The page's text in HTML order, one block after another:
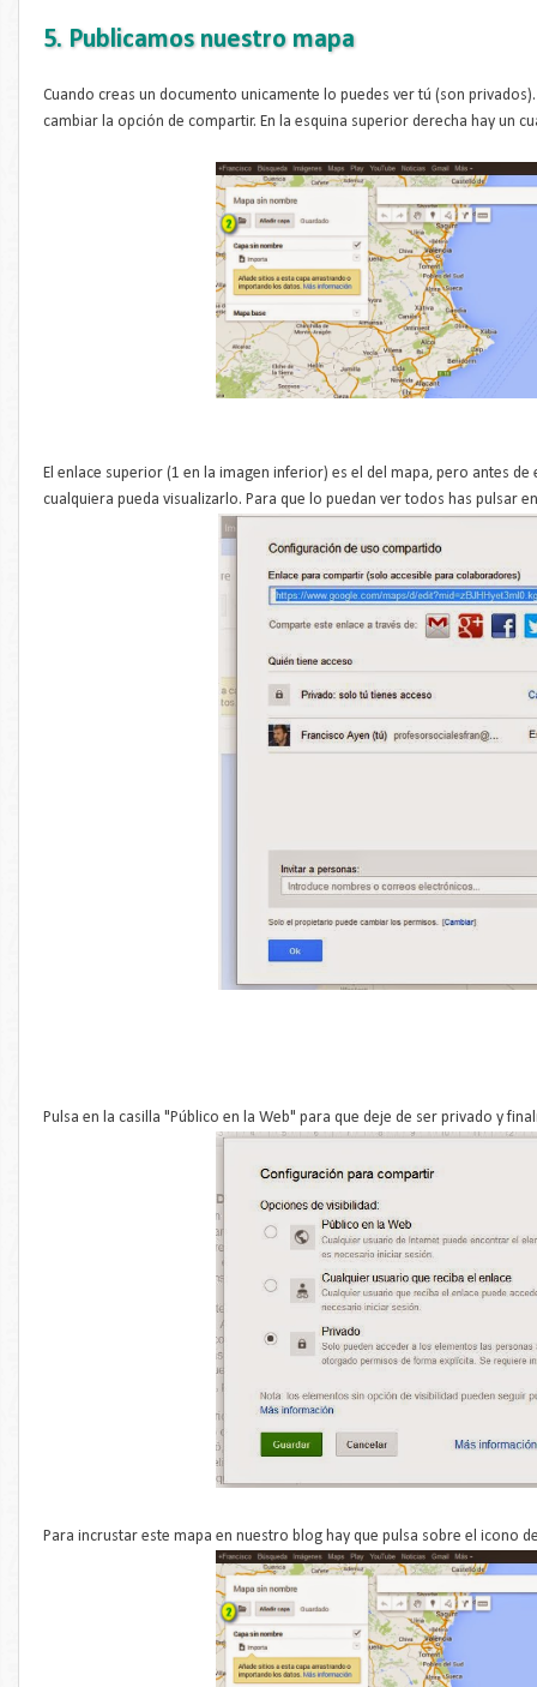
5. Publicamos nuestro mapa
Cuando creas un documento unicamente lo puedes ver tú (son
cambiar la opción de compartir. En la esquina superior derecha hay un
El enlace superior (1 en la imagen inferior) es el del mapa, pero antes
cualquiera pueda visualizarlo. Para que lo puedan ver todos has pulsar
Pulsa en la casilla "Público en la Web" para que deje de ser privado y
Para incrustar este mapa en nuestro blog hay que pulsa sobre el icono